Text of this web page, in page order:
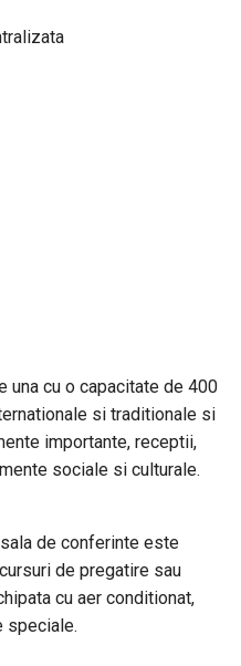
una cu o capacitate de 400
si traditionale si
importante, receptii,
sociale si culturale.
de conferinte este
de pregatire sau
cu aer conditionat,
speciale.